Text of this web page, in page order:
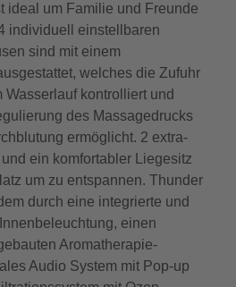
ideal um Familie und Freunde
individuell einstellbaren
sind mit einem
welches die Zufuhr
kontrolliert und
des Massagedrucks
ermöglicht. 2 extra-
ein komfortabler Liegesitz
um zu entspannen. Thunder
durch eine integrierte und
einen
Aromatherapie-
Audio System mit Pop-up